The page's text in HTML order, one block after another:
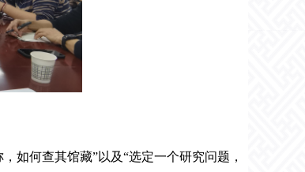
如何查其馆藏”以及“选定一个研究问题，